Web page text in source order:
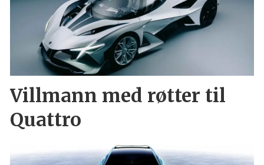
Villmann med røtter til
Quattro